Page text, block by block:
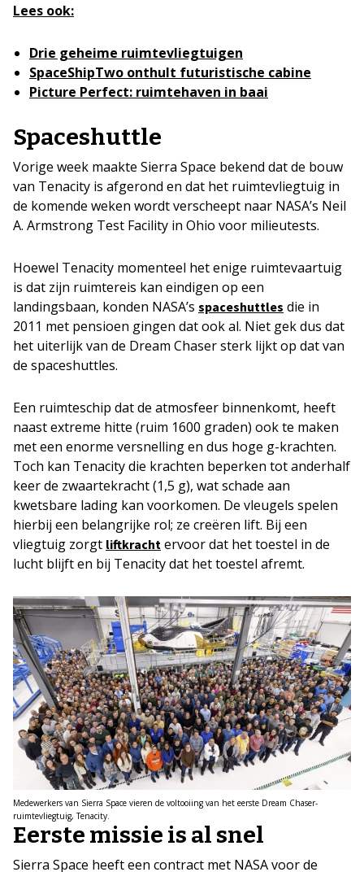
Lees ook:
Drie geheime ruimtevliegtuigen
SpaceShipTwo onthult futuristische cabine
Picture Perfect: ruimtehaven in baai
Spaceshuttle
Vorige week maakte Sierra Space bekend dat de bouw
van Tenacity is afgerond en dat het ruimtevliegtuig in
de komende weken wordt verscheept naar NASA’s Neil
A. Armstrong Test Facility in Ohio voor milieutests.
Hoewel Tenacity momenteel het enige ruimtevaartuig
is dat zijn ruimtereis kan eindigen op een
landingsbaan, konden NASA’s spaceshuttles die in
2011 met pensioen gingen dat ook al. Niet gek dus dat
het uiterlijk van de Dream Chaser sterk lijkt op dat van
de spaceshuttles.
Een ruimteschip dat de atmosfeer binnenkomt, heeft
naast extreme hitte (ruim 1600 graden) ook te maken
met een enorme versnelling en dus hoge g-krachten.
Toch kan Tenacity die krachten beperken tot anderhalf
keer de zwaartekracht (1,5 g), wat schade aan
kwetsbare lading kan voorkomen. De vleugels spelen
hierbij een belangrijke rol; ze creëren lift. Bij een
vliegtuig zorgt liftkracht ervoor dat het toestel in de
lucht blijft en bij Tenacity dat het toestel afremt.
Medewerkers van Sierra Space vieren de voltooiing van het eerste Dream Chaser-
ruimtevliegtuig, Tenacity.
Eerste missie is al snel
Sierra Space heeft een contract met NASA voor de